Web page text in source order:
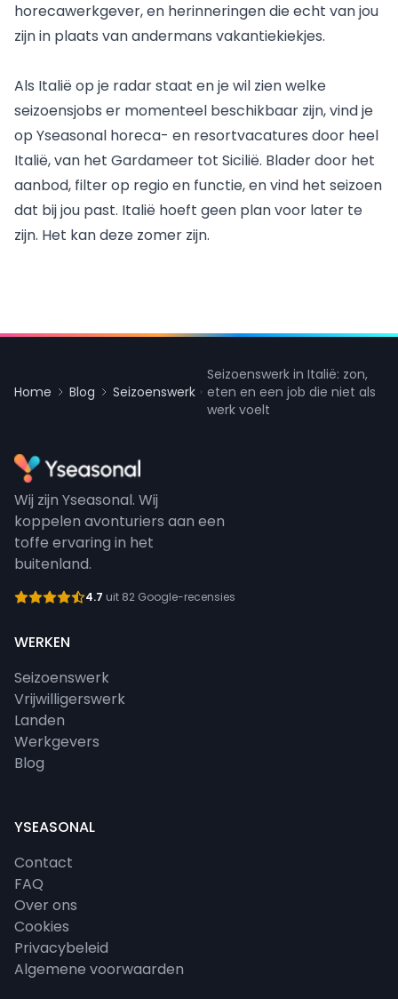
horecawerkgever, en herinneringen die echt van jou
zijn in plaats van andermans vakantiekiekjes.
Als Italië op je radar staat en je wil zien welke
seizoensjobs er momenteel beschikbaar zijn, vind je
op Yseasonal horeca- en resortvacatures door heel
Italië, van het Gardameer tot Sicilië. Blader door het
aanbod, filter op regio en functie, en vind het seizoen
dat bij jou past. Italië hoeft geen plan voor later te
zijn. Het kan deze zomer zijn.
Home Blog Seizoenswerk
Seizoenswerk in Italië: zon,
eten en een job die niet als
werk voelt
Wij zijn Yseasonal. Wij
koppelen avonturiers aan een
toffe ervaring in het
buitenland.
4.7 uit 82 Google-recensies
WERKEN
Seizoenswerk
Vrijwilligerswerk
Landen
Werkgevers
Blog
YSEASONAL
Contact
FAQ
Over ons
Cookies
Privacybeleid
Algemene voorwaarden